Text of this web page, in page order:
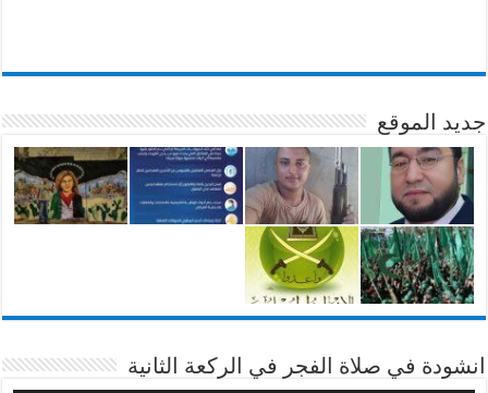
جديد الموقع
انشودة في صلاة الفجر في الركعة الثانية